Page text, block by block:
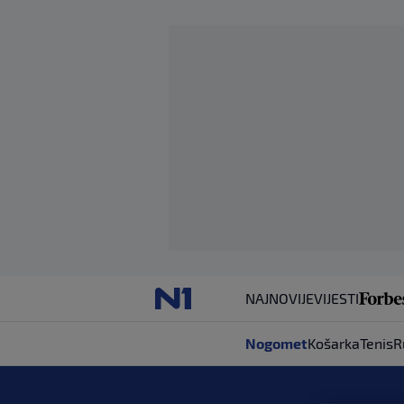
NAJNOVIJEVIJESTI
NogometKošarkaTenis